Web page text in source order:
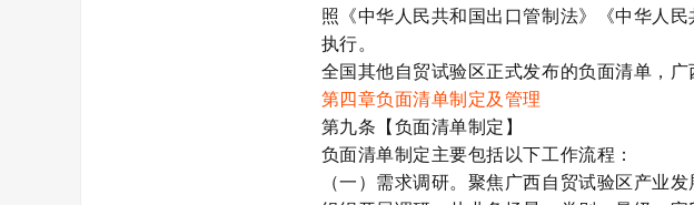
照《中华人民共和国出口管制法》《中华人
执行。
全国其他自贸试验区正式发布的负面清单，广
第四章负面清单制定及管理
第九条【负面清单制定】
负面清单制定主要包括以下工作流程：
（一）需求调研。聚焦广西自贸试验区产业